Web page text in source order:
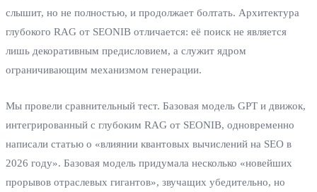
слышит, но не полностью, и продолжает болтать. Архитектура
глубокого RAG от SEONIB отличается: её поиск не является
лишь декоративным предисловием, а служит ядром
ограничивающим механизмом генерации.
Мы провели сравнительный тест. Базовая модель GPT и движок,
интегрированный с глубоким RAG от SEONIB, одновременно
написали статью о «влиянии квантовых вычислений на SEO в
2026 году». Базовая модель придумала несколько «новейших
прорывов отраслевых гигантов», звучащих убедительно, но